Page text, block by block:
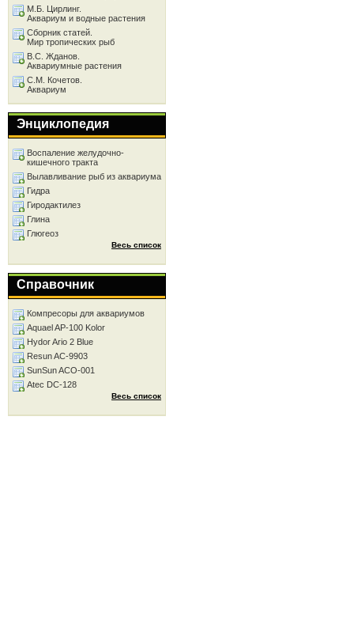
М.Б. Цирлинг.
Аквариум и водные растения
Сборник статей.
Мир тропических рыб
В.С. Жданов.
Аквариумные растения
С.М. Кочетов.
Аквариум
Энциклопедия
Воспаление желудочно-
кишечного тракта
Вылавливание рыб из аквариума
Гидра
Гиродактилез
Глина
Глюгеоз
Весь список
Справочник
Компресоры для аквариумов
Aquael AP-100 Kolor
Hydor Ario 2 Blue
Resun AC-9903
SunSun ACO-001
Atec DC-128
Весь список